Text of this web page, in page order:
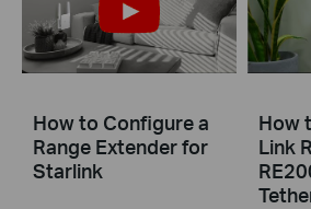
How to Configure a
Range Extender for
Starlink
How
Link